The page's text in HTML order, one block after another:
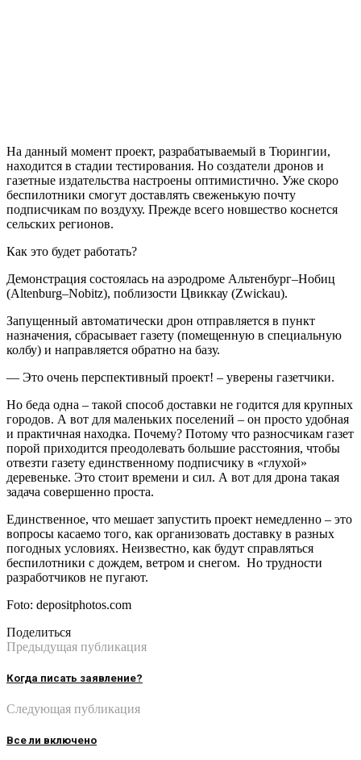
На данный момент проект, разрабатываемый в Тюрингии,
находится в стадии тестирования. Но создатели дронов и
газетные издательства настроены оптимистично. Уже скоро
беспилотники смогут доставлять свеженькую почту
подписчикам по воздуху. Прежде всего новшество коснется
сельских регионов.
Как это будет работать?
Демонстрация состоялась на аэродроме Альтенбург–Нобиц
(Altenburg–Nobitz), поблизости Цвиккау (Zwickau).
Запущенный автоматически дрон отправляется в пункт
назначения, сбрасывает газету (помещенную в специальную
колбу) и направляется обратно на базу.
— Это очень перспективный проект! – уверены газетчики.
Но беда одна – такой способ доставки не годится для крупных
городов. А вот для маленьких поселений – он просто удобная
и практичная находка. Почему? Потому что разносчикам газет
порой приходится преодолевать большие расстояния, чтобы
отвезти газету единственному подписчику в «глухой»
деревеньке. Это стоит времени и сил. А вот для дрона такая
задача совершенно проста.
Единственное, что мешает запустить проект немедленно – это
вопросы касаемо того, как организовать доставку в разных
погодных условиях. Неизвестно, как будут справляться
беспилотники с дождем, ветром и снегом. Но трудности
разработчиков не пугают.
Foto: depositphotos.com
Поделиться
Предыдущая публикация
Когда писать заявление?
Следующая публикация
Все ли включено